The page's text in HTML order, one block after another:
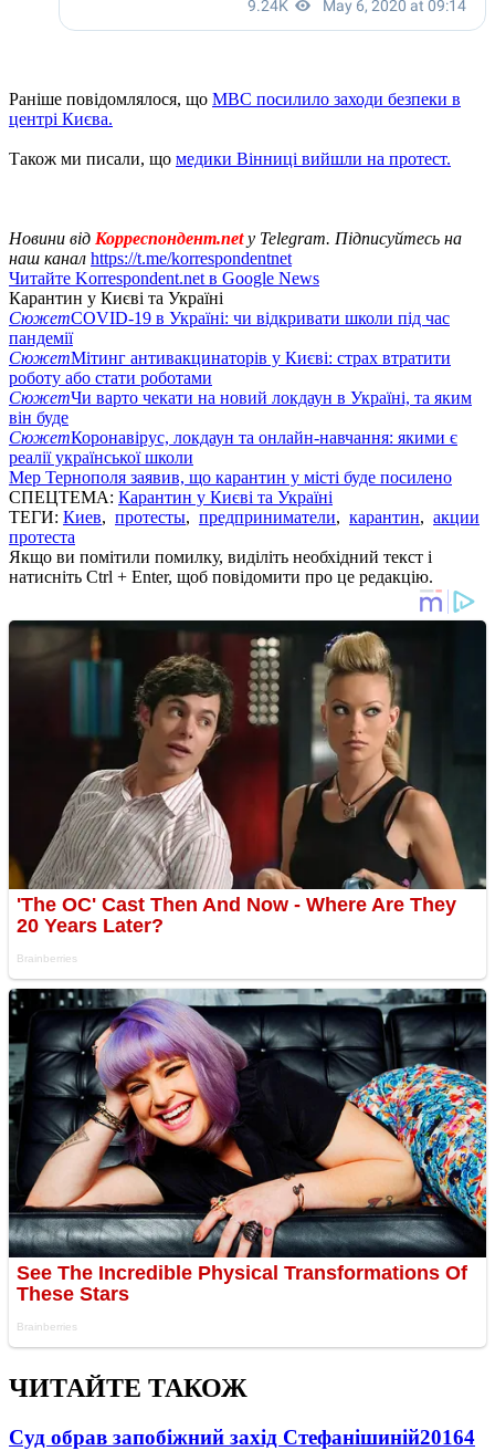
Раніше повідомлялося, що МВС посилило заходи безпеки в
центрі Києва.
Також ми писали, що медики Вінниці вийшли на протест.
Новини від Корреспондент.net у Telegram. Підписуйтесь на
наш канал https://t.me/korrespondentnet
Читайте Korrespondent.net в Google News
Карантин у Києві та Україні
СюжетCOVID-19 в Україні: чи відкривати школи під час
пандемії
СюжетМітинг антивакцинаторів у Києві: страх втратити
роботу або стати роботами
СюжетЧи варто чекати на новий локдаун в Україні, та яким
він буде
СюжетКоронавірус, локдаун та онлайн-навчання: якими є
реалії української школи
Мер Тернополя заявив, що карантин у місті буде посилено
СПЕЦТЕМА: Карантин у Києві та Україні
ТЕГИ: Киев, протесты, предприниматели, карантин, акции
протеста
Якщо ви помітили помилку, виділіть необхідний текст і
натисніть Ctrl + Enter, щоб повідомити про це редакцію.
ЧИТАЙТЕ ТАКОЖ
Суд обрав запобіжний захід Стефанішиній20164